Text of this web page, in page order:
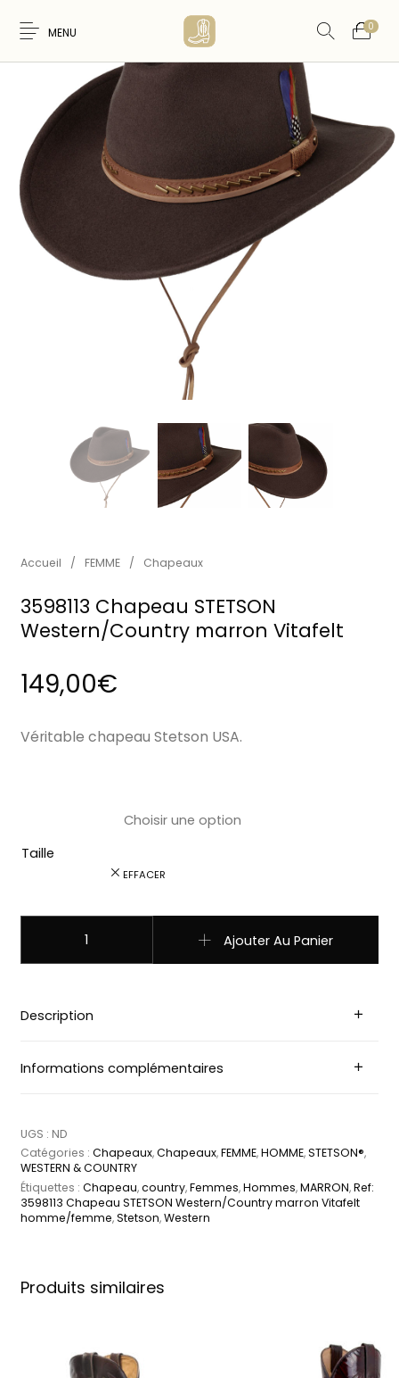
MENU 0
FEMME HOMME
WESTERN &
COUNTRY
ACCESSOIRES CEINTURES
Accueil / FEMME / Chapeaux
3598113 Chapeau STETSON
Western/Country marron Vitafelt
149,00€
Véritable chapeau Stetson USA.
Taille
EFFACER
Ajouter Au Panier
Description
Informations complémentaires
UGS : ND
Catégories : Chapeaux,Chapeaux,FEMME,HOMME,STETSON®,
WESTERN & COUNTRY
Étiquettes : Chapeau,country,Femmes,Hommes,MARRON,Ref:
3598113 Chapeau STETSON Western/Country marron Vitafelt
homme/femme,Stetson,Western
Produits similaires